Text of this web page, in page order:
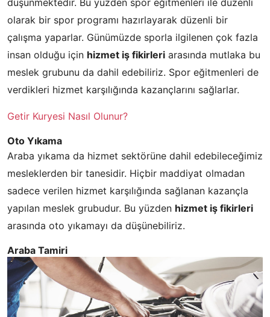
düşünmektedir. Bu yüzden spor eğitmenleri ile düzenli
olarak bir spor programı hazırlayarak düzenli bir
çalışma yaparlar. Günümüzde sporla ilgilenen çok fazla
insan olduğu için hizmet iş fikirleri arasında mutlaka bu
meslek grubunu da dahil edebiliriz. Spor eğitmenleri de
verdikleri hizmet karşılığında kazançlarını sağlarlar.
Getir Kuryesi Nasıl Olunur?
Oto Yıkama
Araba yıkama da hizmet sektörüne dahil edebileceğimiz
mesleklerden bir tanesidir. Hiçbir maddiyat olmadan
sadece verilen hizmet karşılığında sağlanan kazançla
yapılan meslek grubudur. Bu yüzden hizmet iş fikirleri
arasında oto yıkamayı da düşünebiliriz.
Araba Tamiri